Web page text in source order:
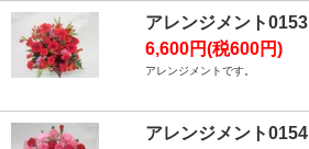
アレンジメント0153
6,600円(税600円)
アレンジメントです。
アレンジメント0154